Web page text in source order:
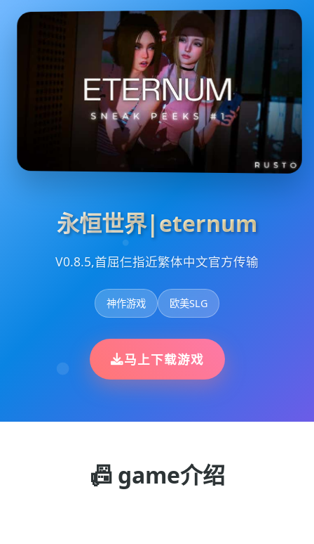
永恒世界|eternum
V0.8.5,首屈仨指近繁体中文官方传输
神作游戏 欧美SLG
马上下载游戏
📠 game介绍